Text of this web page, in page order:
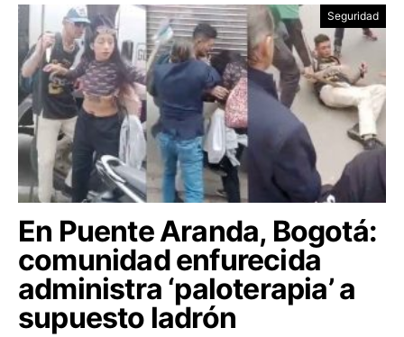
Seguridad
En Puente Aranda, Bogotá:
comunidad enfurecida
administra ‘paloterapia’ a
supuesto ladrón